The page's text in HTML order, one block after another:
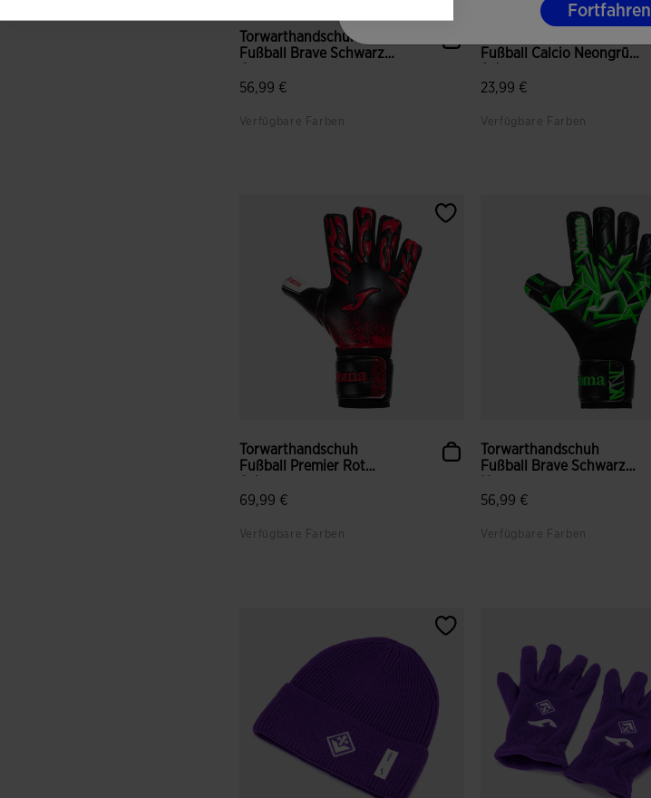
Torwarthandschuh
Fußball Brave Schwarz
56,99 €
Verfügbare Farben
Fußball Calcio Neongrün
23,99 €
Verfügbare Farben
Torwarthandschuh
Fußball Premier Rot
69,99 €
Verfügbare Farben
Torwarthandschuh
Fußball Brave Schwarz
56,99 €
Verfügbare Farben
Fortfahren